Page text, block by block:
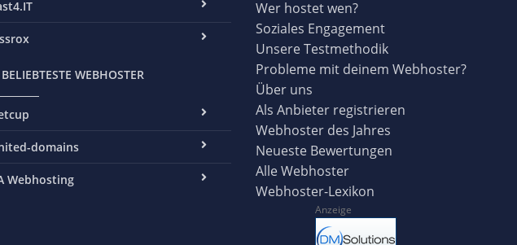
BELIEBTESTE WEBHOSTER
domains
Webhosting
Wer hostet wen?
Soziales Engagement
Unsere Testmethodik
Probleme mit deinem Webhoster?
Über uns
Als Anbieter registrieren
Webhoster des Jahres
Neueste Bewertungen
Alle Webhoster
Webhoster-Lexikon
Anzeige